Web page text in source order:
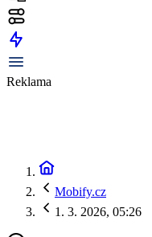
Reklama
Mobify.cz
1. 3. 2026, 05:26